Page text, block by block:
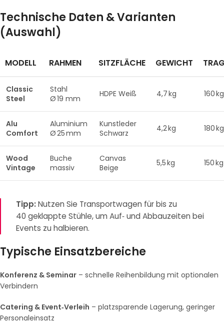
Technische Daten & Varianten
(Auswahl)
MODELL RAHMEN SITZFLÄCHE GEWICHT
Classic
Steel
Stahl
Ø 19 mm
HDPE Weiß 4,7 kg 160 kg
Alu
Comfort
Aluminium
Ø 25 mm
Kunstleder
Schwarz
4,2 kg 180 kg
Wood
Vintage
Buche
massiv
Canvas
Beige
5,5 kg 150 kg
Tipp:Nutzen Sie Transportwagen für bis zu
40 geklappte Stühle, um Auf‑ und Abbauzeiten bei
Events zu halbieren.
Typische Einsatzbereiche
Konferenz & Seminar – schnelle Reihenbildung mit optionalen
Verbindern
Catering & Event‑Verleih – platzsparende Lagerung, geringer
Personaleinsatz